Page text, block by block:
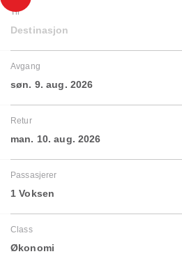
Til
Destinasjon
Avgang
søn. 9. aug. 2026
Retur
man. 10. aug. 2026
Passasjerer
1 Voksen
Class
Økonomi